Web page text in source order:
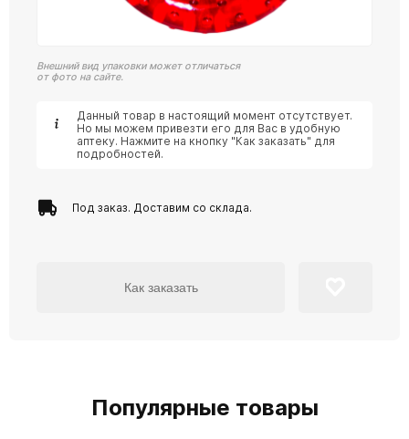
Внешний вид упаковки может отличаться
от фото на сайте.
Данный товар в настоящий момент отсутствует.
Но мы можем привезти его для Вас в удобную
аптеку. Нажмите на кнопку "Как заказать" для
подробностей.
Под заказ. Доставим со склада.
Как заказать
Популярные товары